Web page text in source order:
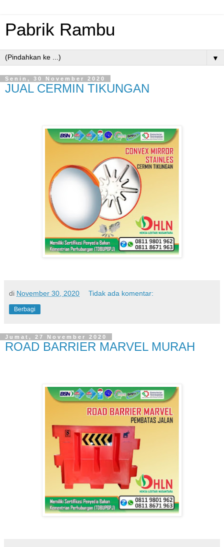
Pabrik Rambu
▼
Senin, 30 November 2020
JUAL CERMIN TIKUNGAN
di November 30, 2020 Tidak ada komentar:
Berbagi
Jumat, 27 November 2020
ROAD BARRIER MARVEL MURAH